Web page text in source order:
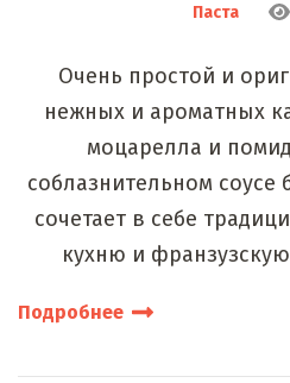
Паста
Очень простой и
нежных и ароматных
моцарелла и
соблазнительном
сочетает в себе
кухню и
Подробнее